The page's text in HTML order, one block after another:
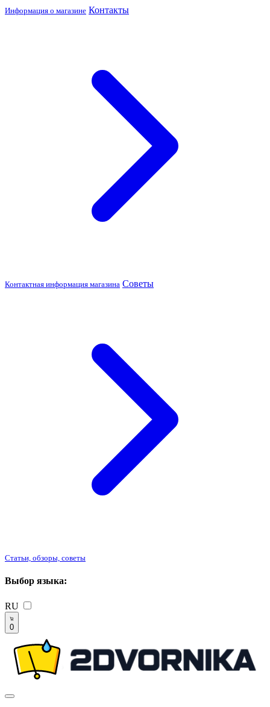
Информация о магазине Контакты
Контактная информация магазина Советы
Статьи, обзоры, советы
Выбор языка:
RU
0